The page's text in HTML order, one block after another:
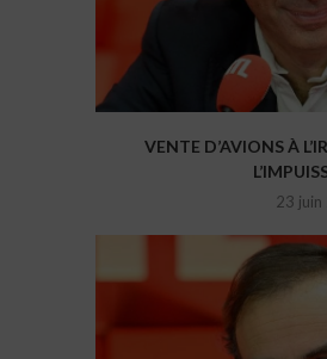
VENTE D’AVIONS À
23 juin